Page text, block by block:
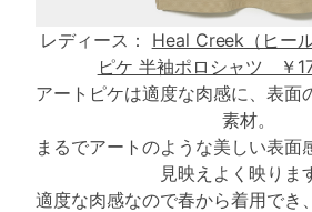
レディース：
Heal Creek（ヒー
ピケ 半袖ポロシャツ ￥
アートピケは適度な肉感に、表面
素材。
まるでアートのような美しい表面
見映えよく映りま
適度な肉感なので春から着用でき